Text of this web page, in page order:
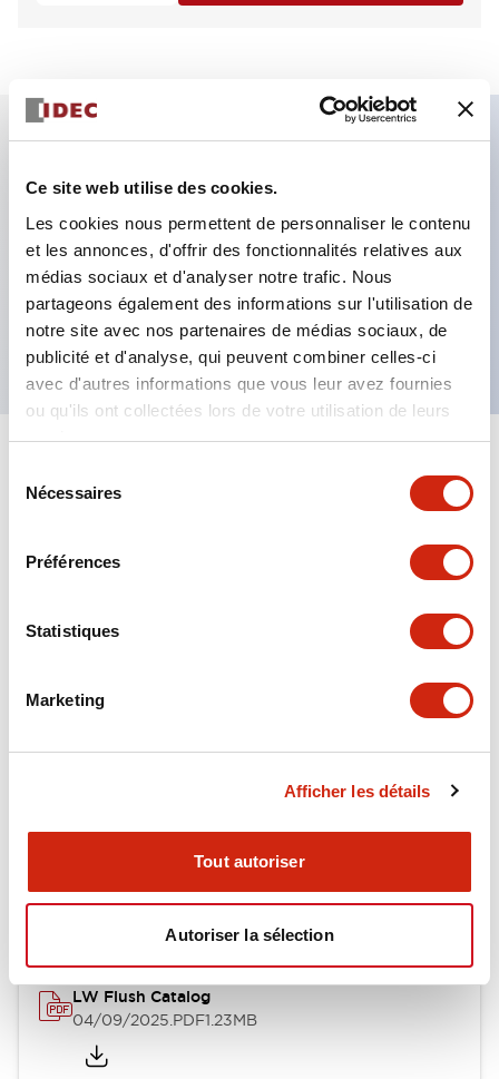
Ce site web utilise des cookies.
Les cookies nous permettent de personnaliser le contenu
et les annonces, d'offrir des fonctionnalités relatives aux
médias sociaux et d'analyser notre trafic. Nous
partageons également des informations sur l'utilisation de
notre site avec nos partenaires de médias sociaux, de
publicité et d'analyse, qui peuvent combiner celles-ci
avec d'autres informations que vous leur avez fournies
ou qu'ils ont collectées lors de votre utilisation de leurs
services.
Nécessaires
Préférences
Statistiques
Marketing
Afficher les détails
Tout autoriser
Autoriser la sélection
Fixation par regroupement possible
Le commutateur sélecteur avec clé adopte une
structure à goupille à cylindre haute sécurité
La structure de protection est IP65 (IEC60529)
+
Mechanical Specifications
Mounting and Installation Specifications
Documents et fichiers
Catalogues Et Brochures Approbations Et Normes
LW Flush Catalog
04/09/2025.PDF1.23MB